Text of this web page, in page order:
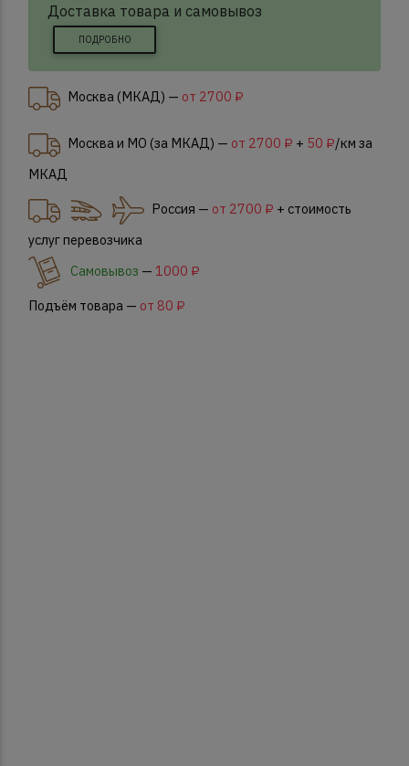
Доставка товара и самовывоз
ПОДРОБНО
Москва (МКАД) — от 2700 ₽
Москва и МО (за МКАД) — от 2700 ₽ + 50 ₽/км за
МКАД
Россия — от 2700 ₽ + стоимость
услуг перевозчика
Самовывоз — 1000 ₽
Подъём товара — от 80 ₽